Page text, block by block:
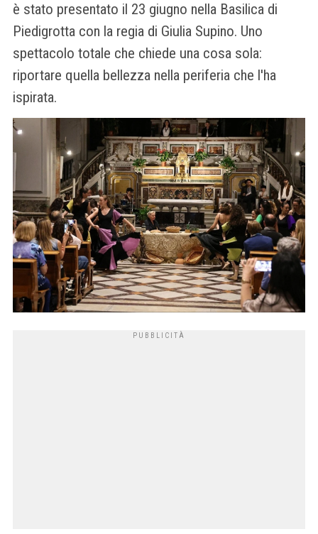
è stato presentato il 23 giugno nella Basilica di
Piedigrotta con la regia di Giulia Supino. Uno
spettacolo totale che chiede una cosa sola:
riportare quella bellezza nella periferia che l'ha
ispirata.